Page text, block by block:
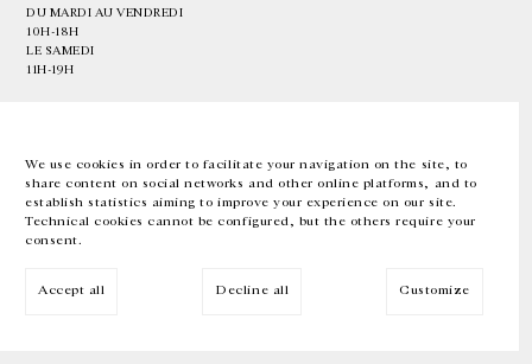
We use cookies in order to facilitate your navigation on the site, to
share content on social networks and other online platforms, and to
establish statistics aiming to improve your experience on our site.
Technical cookies cannot be configured, but the others require your
consent.
Accept all Decline all Customize
DU MARDI AU VENDREDI
10H-18H
LE SAMEDI
11H-19H
EN FR 中文 Facebook Instagram
Inscrivez-vous à notre newsletter